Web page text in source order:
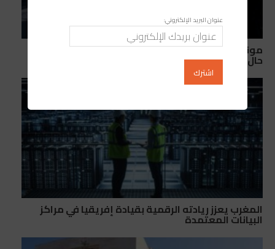
مونديال 2030: ما الذي قد تخسره إسبانيا والبرتغال في
حال الانسحاب من التنظيم المشترك؟
المغرب يعزز ريادته الرقمية بقيادة إفريقيا في مراكز
البيانات المعتمدة
عنوان البريد الإلكتروني: